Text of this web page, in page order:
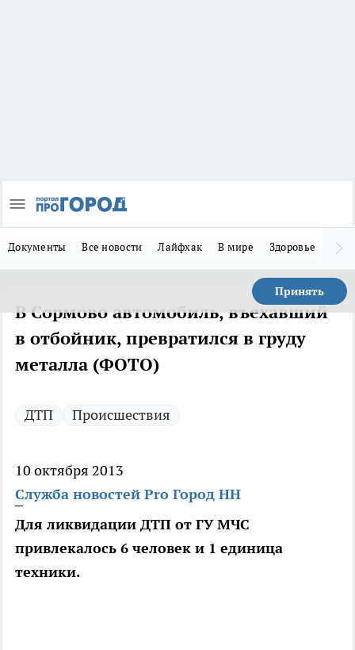
Документы Все новости Лайфхак В мире Здоровье
Принять
В Сормово автомобиль, въехавший
в отбойник, превратился в груду
металла (ФОТО)
ДТП Происшествия
10 октября 2013
Служба новостей Pro Город НН
Для ликвидации ДТП от ГУ МЧС
привлекалось 6 человек и 1 единица
техники.